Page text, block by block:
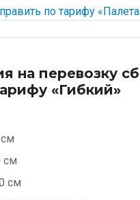
по тарифу
на перевозку
«Гибкий»
см
см